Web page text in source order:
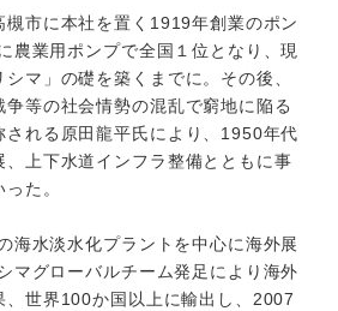
槻市に本社を置く1919年創業のポン
農業用ポンプで全国１位となり、現
マ」の礎を築くまでに。その後、
等の社会情勢の混乱で窮地に陥る
される原田龍平氏により、1950年代
、上下水道インフラ整備とともに事
た。
海水淡水化プラントを中心に海外展
マグローバルチーム発足により海外
、世界100か国以上に輸出し、2007